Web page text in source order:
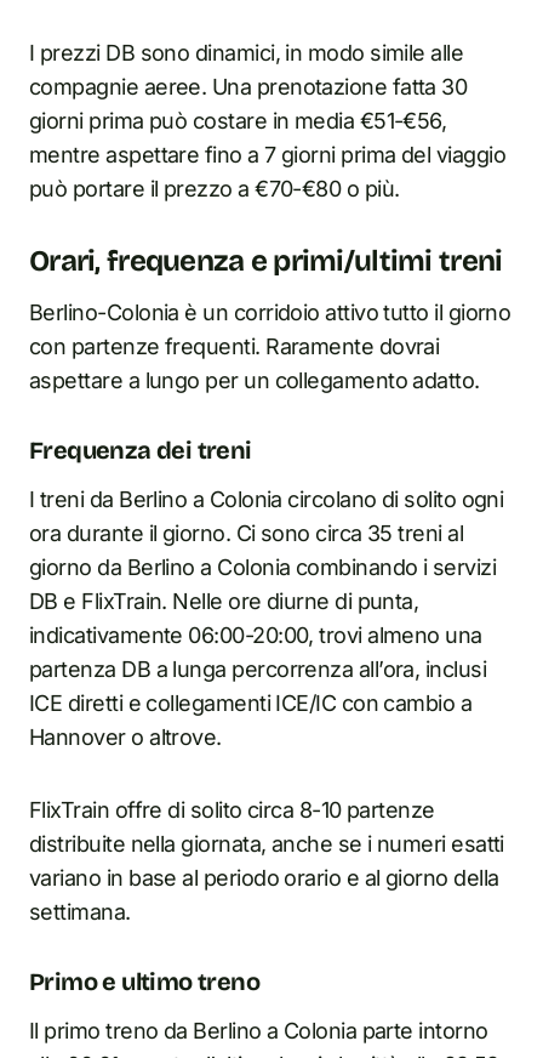
I prezzi DB sono dinamici, in modo simile alle
compagnie aeree. Una prenotazione fatta 30
giorni prima può costare in media €51-€56,
mentre aspettare fino a 7 giorni prima del viaggio
può portare il prezzo a €70-€80 o più.
Orari, frequenza e primi/ultimi treni
Berlino-Colonia è un corridoio attivo tutto il giorno
con partenze frequenti. Raramente dovrai
aspettare a lungo per un collegamento adatto.
Frequenza dei treni
I treni da Berlino a Colonia circolano di solito ogni
ora durante il giorno. Ci sono circa 35 treni al
giorno da Berlino a Colonia combinando i servizi
DB e FlixTrain. Nelle ore diurne di punta,
indicativamente 06:00-20:00, trovi almeno una
partenza DB a lunga percorrenza all’ora, inclusi
ICE diretti e collegamenti ICE/IC con cambio a
Hannover o altrove.
FlixTrain offre di solito circa 8-10 partenze
distribuite nella giornata, anche se i numeri esatti
variano in base al periodo orario e al giorno della
settimana.
Primo e ultimo treno
Il primo treno da Berlino a Colonia parte intorno